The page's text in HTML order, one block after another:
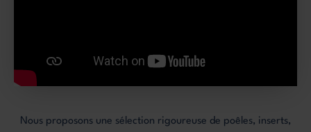
Nous proposons une sélection rigoureuse de poêles, inserts,